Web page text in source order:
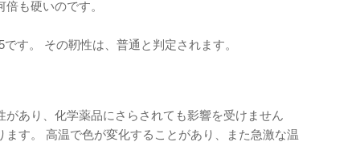
も硬いのです。
す。 その靭性は、普通と判定されます。
あり、化学薬品にさらされても影響を受けません
す。 高温で色が変化することがあり、また急激な温